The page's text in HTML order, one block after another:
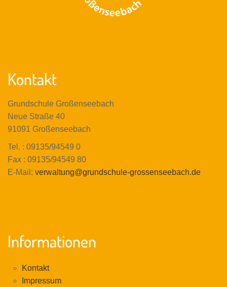
Kontakt
Grundschule Großenseebach
Neue Straße 40
91091 Großenseebach
Tel. : 09135/94549 0
Fax : 09135/94549 80
E-Mail: verwaltung@grundschule-grossenseebach.de
Informationen
Kontakt
Impressum